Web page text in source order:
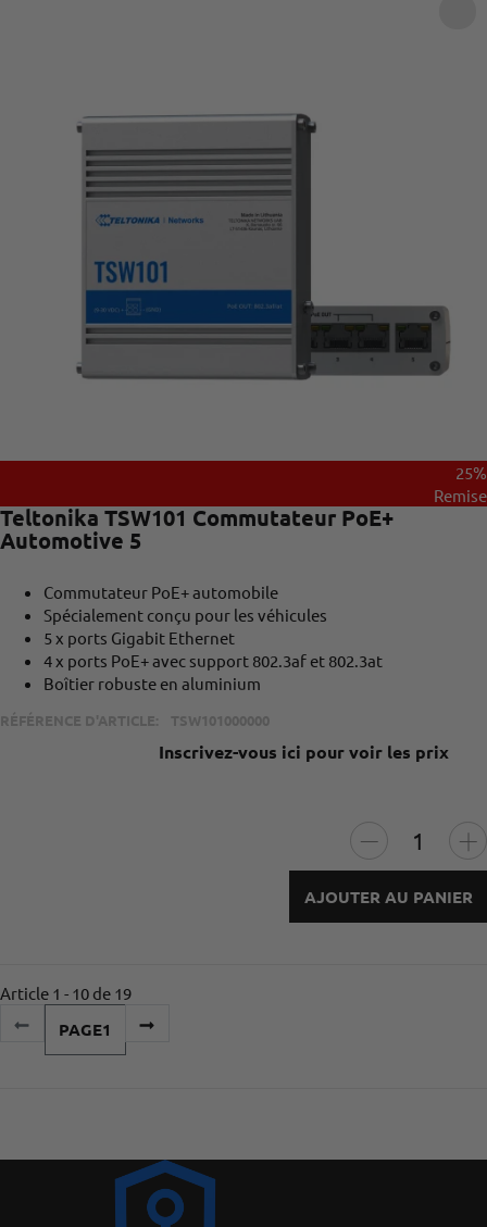
25%
Remise
Teltonika TSW101 Commutateur PoE+
Automotive 5
Commutateur PoE+ automobile
Spécialement conçu pour les véhicules
5 x ports Gigabit Ethernet
4 x ports PoE+ avec support 802.3af et 802.3at
Boîtier robuste en aluminium
RÉFÉRENCE D'ARTICLE: TSW101000000
Inscrivez-vous ici pour voir les prix
AJOUTER AU PANIER
Article 1 - 10 de 19
PAGE1